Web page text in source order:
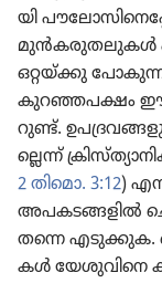
യി
മുൻക​രു​ത​ലു​കൾ
ഒറ്റയ്‌ക്കു
കുറഞ്ഞ​പക്ഷം
റുണ്ട്‌.
ല്ലെന്ന്‌
2 തിമൊ. 3:12)
അപകട​ങ്ങ​ളിൽ
തന്നെ എടുക്കുക.
കൾ യേശു​വി​നെ